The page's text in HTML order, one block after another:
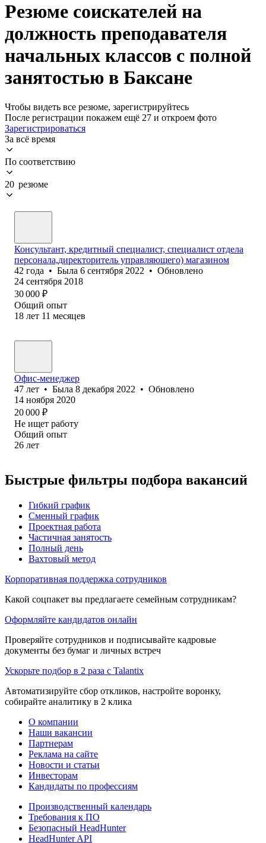
Резюме соискателей на
должность преподавателя
начальных классов с полной
занятостью в Баксане
Чтобы видеть все резюме, зарегистрируйтесь
После регистрации покажем ещё 27 и откроем фото
Зарегистрироваться
За всё время
По соответствию
20 резюме
Консультант, кредитный специалист, специалист отдела
персонала,директоритель управляющего) магазином
42 года • Была 6 сентября 2022 • Обновлено
24 сентября 2018
30 000 ₽
Общий опыт
18 лет 11 месяцев
Офис-менеджер
47 лет • Была 8 декабря 2022 • Обновлено
14 ноября 2020
20 000 ₽
Не ищет работу
Общий опыт
26 лет
Быстрые фильтры подбора вакансий
Гибкий график
Сменный график
Проектная работа
Частичная занятость
Полный день
Вахтовый метод
Корпоративная поддержка сотрудников
Какой соцпакет вы предлагаете семейным сотрудникам?
Оформляйте кандидатов онлайн
Проверяйте сотрудников и подписывайте кадровые
документы без бумаг и личных встреч
Ускорьте подбор в 2 раза с Talantix
Автоматизируйте сбор откликов, настройте воронку,
собирайте аналитику в 2 клика
О компании
Наши вакансии
Партнерам
Реклама на сайте
Новости и статьи
Инвесторам
Кандидаты по профессиям
Производственный календарь
Требования к ПО
Безопасный HeadHunter
HeadHunter API